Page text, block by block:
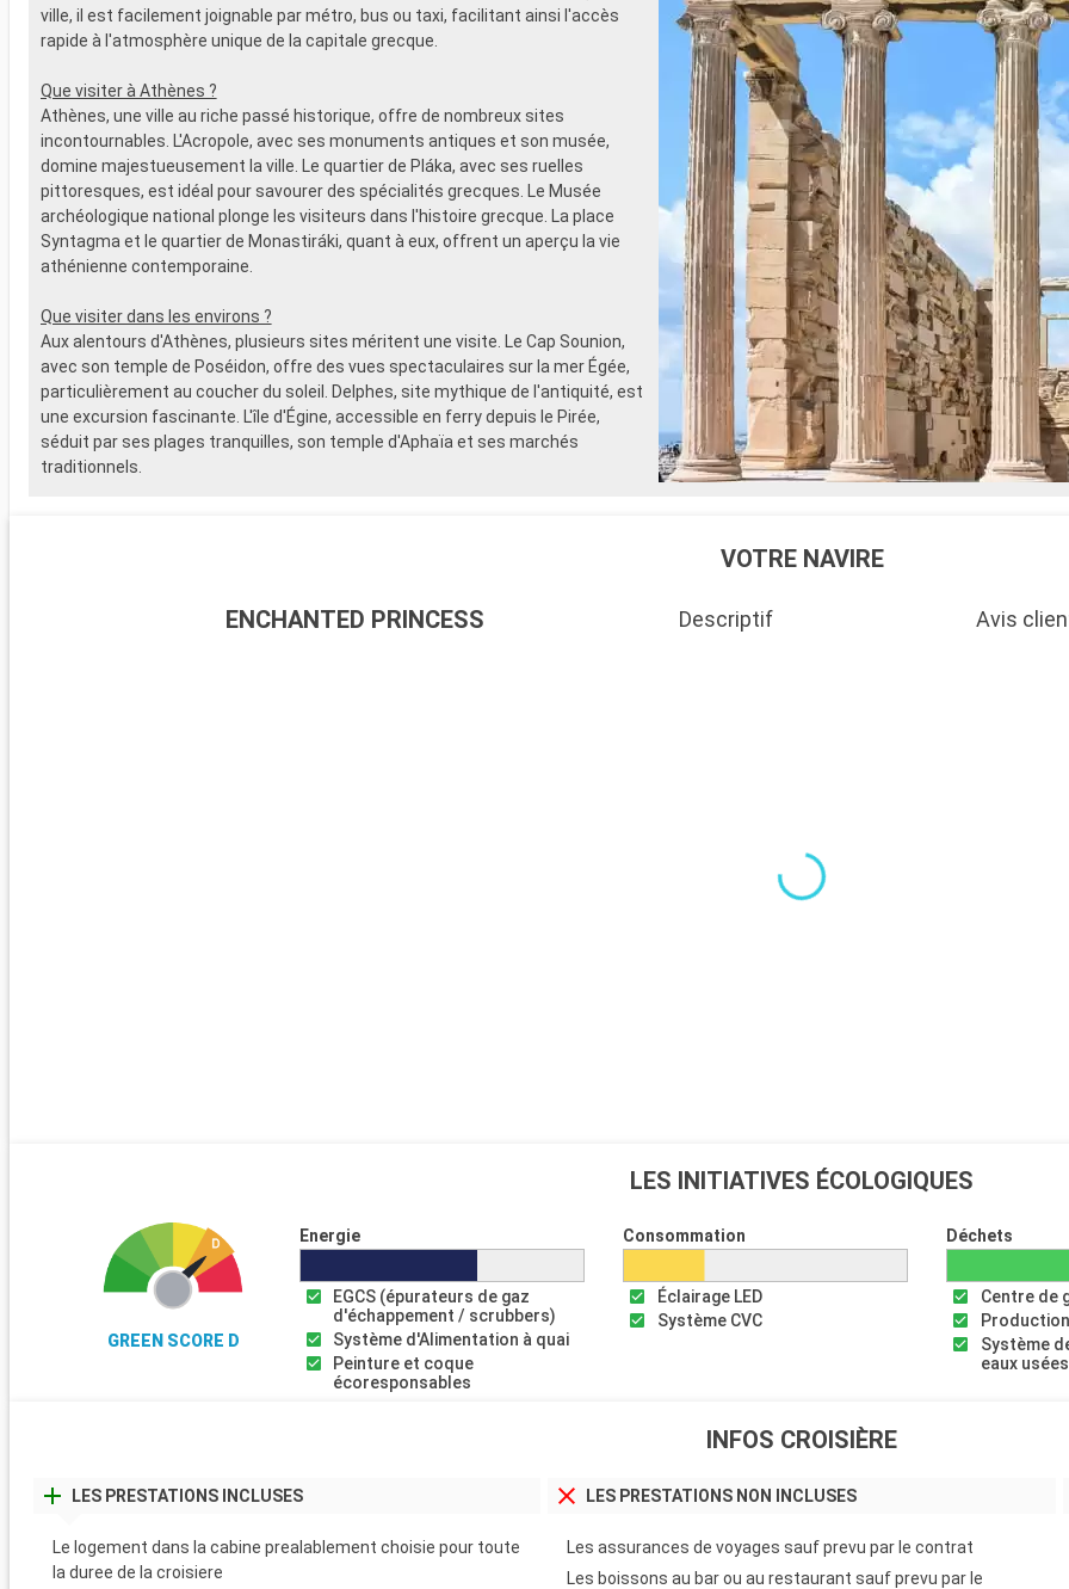
ville, il est facilement joignable par métro, bus ou taxi, facilitant ainsi l'accès
rapide à l'atmosphère unique de la capitale grecque.
Que visiter à Athènes ?
Athènes, une ville au riche passé historique, offre de nombreux sites
incontournables. L'Acropole, avec ses monuments antiques et son musée,
domine majestueusement la ville. Le quartier de Pláka, avec ses ruelles
pittoresques, est idéal pour savourer des spécialités grecques. Le Musée
archéologique national plonge les visiteurs dans l'histoire grecque. La place
Syntagma et le quartier de Monastiráki, quant à eux, offrent un aperçu la vie
athénienne contemporaine.
Que visiter dans les environs ?
Aux alentours d'Athènes, plusieurs sites méritent une visite. Le Cap Sounion,
avec son temple de Poséidon, offre des vues spectaculaires sur la mer Égée,
particulièrement au coucher du soleil. Delphes, site mythique de l'antiquité, est
une excursion fascinante. L'île d'Égine, accessible en ferry depuis le Pirée,
séduit par ses plages tranquilles, son temple d'Aphaïa et ses marchés
traditionnels.
VOTRE NAVIRE
ENCHANTED PRINCESS Descriptif Avis
LES INITIATIVES ÉCOLOGIQUES
GREEN SCORE D
Energie
EGCS (épurateurs de gaz
d'échappement / scrubbers)
Système d'Alimentation à quai
Peinture et coque
écoresponsables
Consommation
Éclairage LED
Système CVC
Déchets
Centre de
Système
eaux usées
INFOS CROISIÈRE
LES PRESTATIONS INCLUSES
Le logement dans la cabine prealablement choisie pour toute
la duree de la croisiere
LES PRESTATIONS NON INCLUSES
Les assurances de voyages sauf prevu par le contrat
Les boissons au bar ou au restaurant sauf prevu par le